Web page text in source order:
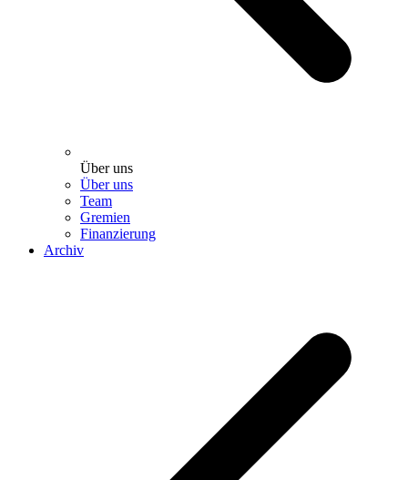
Über uns
Über uns
Team
Gremien
Finanzierung
Archiv